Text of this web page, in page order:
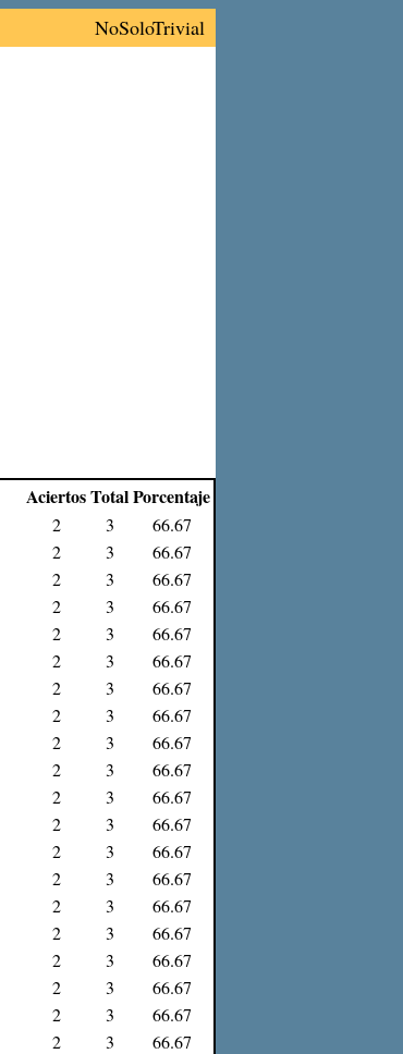
NoSoloTrivial
AciertosTotalPorcentaje
2 3
66.67
2 3
66.67
2 3
66.67
2 3
66.67
2 3
66.67
2 3
66.67
2 3
66.67
2 3
66.67
2 3
66.67
2 3
66.67
2 3
66.67
2 3
66.67
2 3
66.67
2 3
66.67
2 3
66.67
2 3
66.67
2 3
66.67
2 3
66.67
2 3
66.67
2 3
66.67